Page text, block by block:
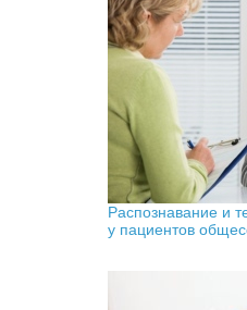
Распознавание и
у пациентов